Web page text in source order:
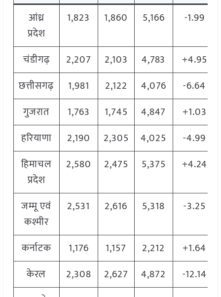
आंध्र
प्रदेश
1,823 1,860 5,166 -1.99
चंडीगढ़ 2,207 2,103 4,783
+4.95
छत्तीसगढ़
1,981 2,122 4,076
-6.64
गुजरात
1,763 1,745 4,847
+1.03
हरियाणा
2,190 2,305 4,025
-4.99
हिमाचल
प्रदेश
2,580 2,475 5,375 +4.24
जम्मू एवं
कश्मीर
2,531 2,616 5,318 -3.25
कर्नाटक 1,176 1,157 2,212
+1.64
केरल
2,308 2,627 4,872
-12.14